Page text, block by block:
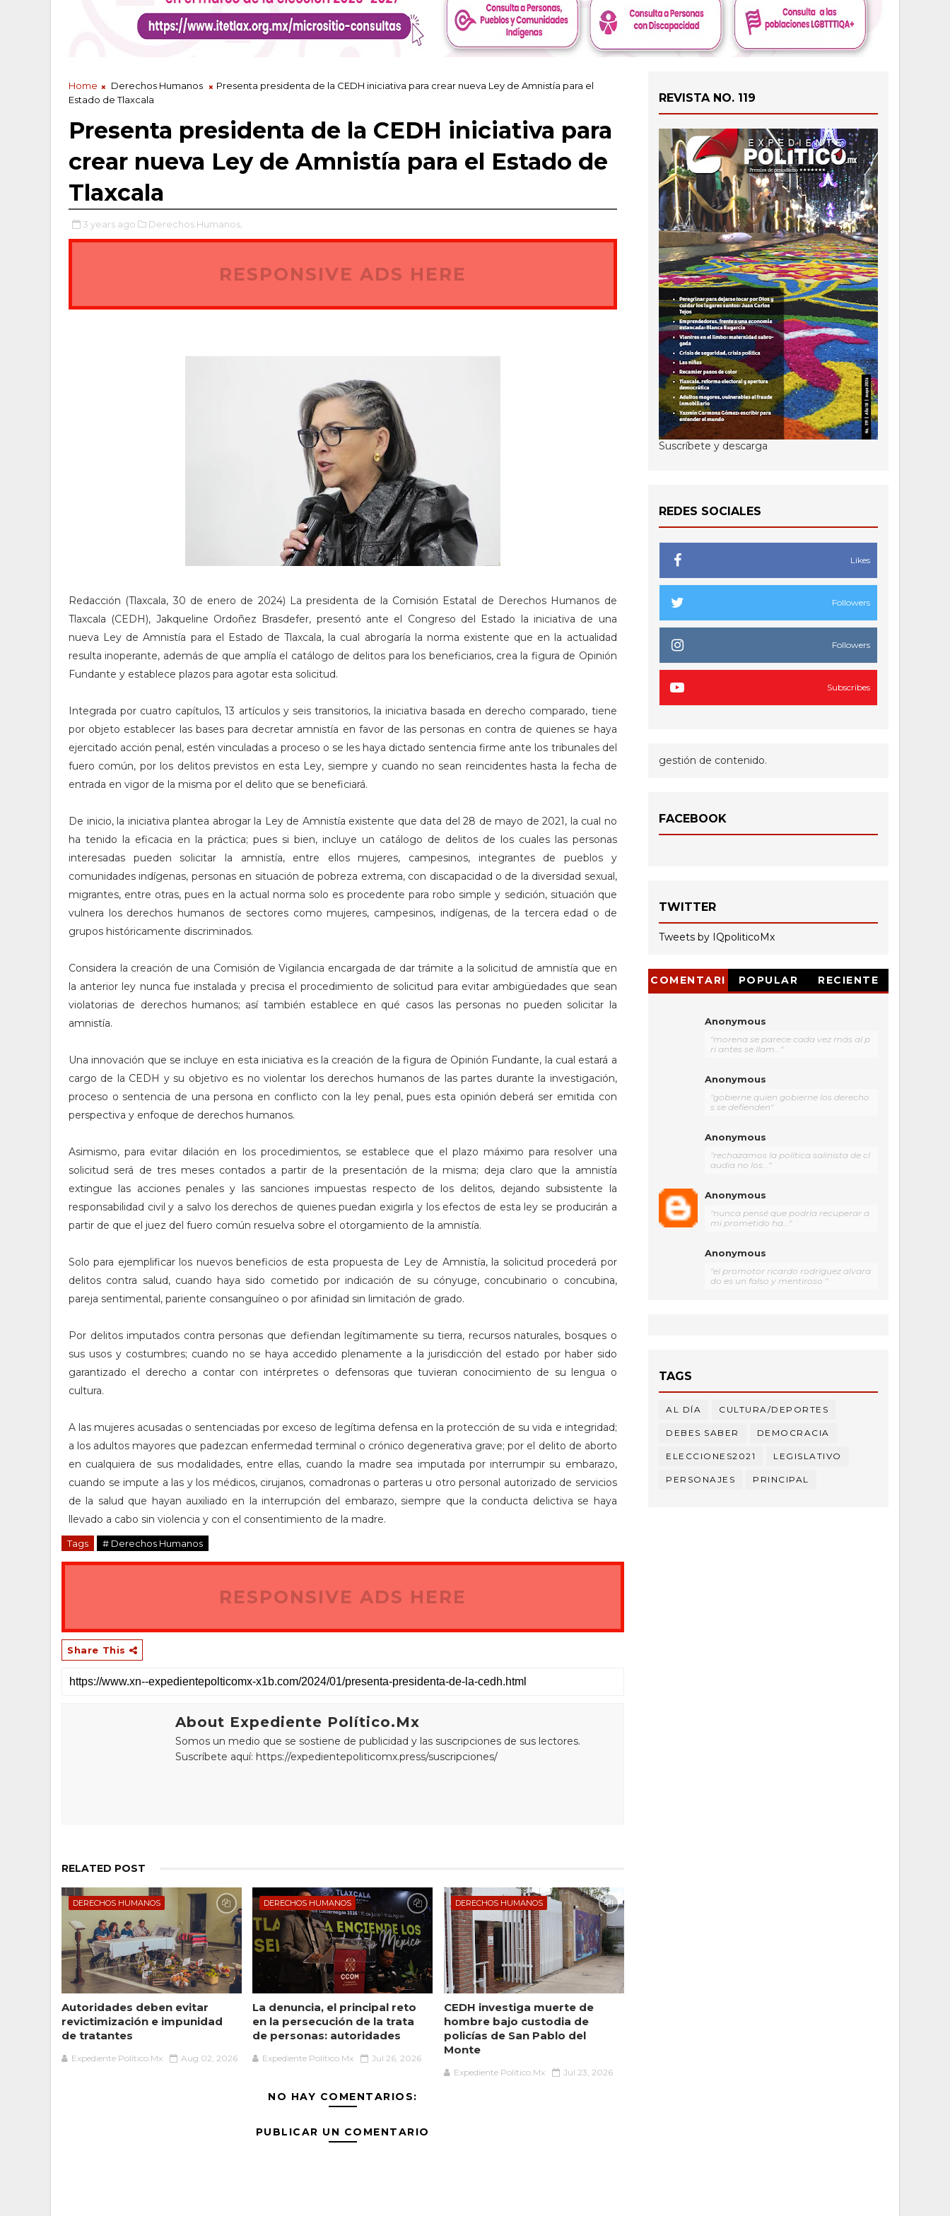
Home Derechos Humanos
Presenta presidenta de la CEDH iniciativa para crear nueva Ley de Amnistía para el
Estado de Tlaxcala
Presenta presidenta de la CEDH iniciativa para
crear nueva Ley de Amnistía para el Estado de
Tlaxcala
3 years ago Derechos Humanos,
RESPONSIVE ADS HERE
Redacción (Tlaxcala, 30 de enero de 2024) La presidenta de la Comisión Estatal de Derechos Humanos de
Tlaxcala (CEDH), Jakqueline Ordoñez Brasdefer, presentó ante el Congreso del Estado la iniciativa de una
nueva Ley de Amnistía para el Estado de Tlaxcala, la cual abrogaría la norma existente que en la actualidad
resulta inoperante, además de que amplía el catálogo de delitos para los beneficiarios, crea la figura de Opinión
Fundante y establece plazos para agotar esta solicitud.
Integrada por cuatro capítulos, 13 artículos y seis transitorios, la iniciativa basada en derecho comparado, tiene
por objeto establecer las bases para decretar amnistía en favor de las personas en contra de quienes se haya
ejercitado acción penal, estén vinculadas a proceso o se les haya dictado sentencia firme ante los tribunales del
fuero común, por los delitos previstos en esta Ley, siempre y cuando no sean reincidentes hasta la fecha de
entrada en vigor de la misma por el delito que se beneficiará.
De inicio, la iniciativa plantea abrogar la Ley de Amnistía existente que data del 28 de mayo de 2021, la cual no
ha tenido la eficacia en la práctica; pues si bien, incluye un catálogo de delitos de los cuales las personas
interesadas pueden solicitar la amnistía, entre ellos mujeres, campesinos, integrantes de pueblos y
comunidades indígenas, personas en situación de pobreza extrema, con discapacidad o de la diversidad sexual,
migrantes, entre otras, pues en la actual norma solo es procedente para robo simple y sedición, situación que
vulnera los derechos humanos de sectores como mujeres, campesinos, indígenas, de la tercera edad o de
grupos históricamente discriminados.
Considera la creación de una Comisión de Vigilancia encargada de dar trámite a la solicitud de amnistía que en
la anterior ley nunca fue instalada y precisa el procedimiento de solicitud para evitar ambigüedades que sean
violatorias de derechos humanos; así también establece en qué casos las personas no pueden solicitar la
amnistía.
Una innovación que se incluye en esta iniciativa es la creación de la figura de Opinión Fundante, la cual estará a
cargo de la CEDH y su objetivo es no violentar los derechos humanos de las partes durante la investigación,
proceso o sentencia de una persona en conflicto con la ley penal, pues esta opinión deberá ser emitida con
perspectiva y enfoque de derechos humanos.
Asimismo, para evitar dilación en los procedimientos, se establece que el plazo máximo para resolver una
solicitud será de tres meses contados a partir de la presentación de la misma; deja claro que la amnistía
extingue las acciones penales y las sanciones impuestas respecto de los delitos, dejando subsistente la
responsabilidad civil y a salvo los derechos de quienes puedan exigirla y los efectos de esta ley se producirán a
partir de que el juez del fuero común resuelva sobre el otorgamiento de la amnistía.
Solo para ejemplificar los nuevos beneficios de esta propuesta de Ley de Amnistía, la solicitud procederá por
delitos contra salud, cuando haya sido cometido por indicación de su cónyuge, concubinario o concubina,
pareja sentimental, pariente consanguíneo o por afinidad sin limitación de grado.
Por delitos imputados contra personas que defiendan legítimamente su tierra, recursos naturales, bosques o
sus usos y costumbres; cuando no se haya accedido plenamente a la jurisdicción del estado por haber sido
garantizado el derecho a contar con intérpretes o defensoras que tuvieran conocimiento de su lengua o
cultura.
A las mujeres acusadas o sentenciadas por exceso de legítima defensa en la protección de su vida e integridad;
a los adultos mayores que padezcan enfermedad terminal o crónico degenerativa grave; por el delito de aborto
en cualquiera de sus modalidades, entre ellas, cuando la madre sea imputada por interrumpir su embarazo,
cuando se impute a las y los médicos, cirujanos, comadronas o parteras u otro personal autorizado de servicios
de la salud que hayan auxiliado en la interrupción del embarazo, siempre que la conducta delictiva se haya
llevado a cabo sin violencia y con el consentimiento de la madre.
Tags # Derechos Humanos
RESPONSIVE ADS HERE
Share This
About Expediente Político.Mx
Somos un medio que se sostiene de publicidad y las suscripciones de sus lectores.
Suscríbete aquí: https://expedientepoliticomx.press/suscripciones/
RELATED POST
DERECHOS HUMANOS
Autoridades deben evitar
revictimización e impunidad
de tratantes
Expediente Político.Mx Aug 02, 2026
DERECHOS HUMANOS
La denuncia, el principal reto
en la persecución de la trata
de personas: autoridades
Expediente Político.Mx Jul 26, 2026
DERECHOS HUMANOS
CEDH investiga muerte de
hombre bajo custodia de
policías de San Pablo del
Monte
Expediente Político.Mx Jul 23, 2026
NO HAY COMENTARIOS:
PUBLICAR UN COMENTARIO
REVISTA NO. 119
Suscríbete y descarga
REDES SOCIALES
Likes
Followers
Followers
Subscribes
gestión de contenido.
FACEBOOK
TWITTER
Tweets by IQpoliticoMx
COMENTARI
POPULAR RECIENTE
Anonymous
"morena se parece cada vez más al p
ri antes se llam..."
Anonymous
"gobierne quien gobierne los derecho
s se defienden"
Anonymous
"rechazamos la política salinista de cl
audia no los..."
Anonymous
"nunca pensé que podría recuperar a
mi prometido ha..."
Anonymous
"el promotor ricardo rodríguez alvara
do es un falso y mentiroso "
TAGS
AL DÍA CULTURA/DEPORTES
DEBES SABER DEMOCRACIA
ELECCIONES2021 LEGISLATIVO
PERSONAJES PRINCIPAL